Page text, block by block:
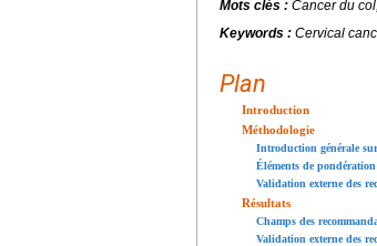
Mots clés : Cancer du
Keywords : Cervical
Plan
Introduction
Méthodologie
Introduction générale
Éléments de pondération
Validation externe des
Résultats
Champs des
Validation externe des